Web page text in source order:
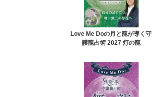
Love Me Doの月と龍が導く守
護龍占術 2027 灯の龍